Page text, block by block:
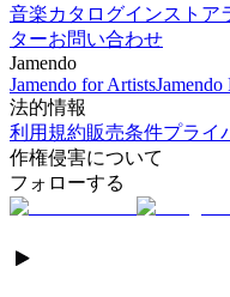
音楽カタログインストア
ターお問い合わせ
Jamendo
Jamendo for ArtistsJamendo
法的情報
利用規約販売条件プライ
作権侵害について
フォローする